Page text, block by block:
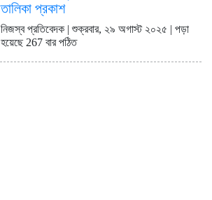
তালিকা প্রকাশ
নিজস্ব প্রতিবেদক | শুক্রবার, ২৯ অগাস্ট ২০২৫ | পড়া
হয়েছে 267 বার পঠিত